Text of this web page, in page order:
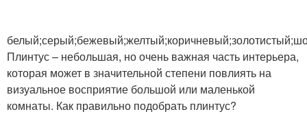
Плинтус – небольшая, но очень важная часть интерьера,
которая может в значительной степени повлиять на
визуальное восприятие большой или маленькой
комнаты. Как правильно подобрать плинтус?